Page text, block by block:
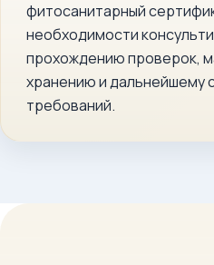
фитосанитарный
необходимости
прохождению проверок,
хранению и дальнейшему
требований.